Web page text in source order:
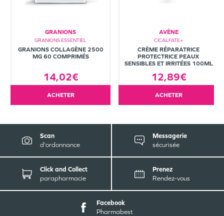
GRANIONS
GRANIONS ESSENTIEL
GRANIONS COLLAGÈNE 2500
MG 60 COMPRIMÉS
14,02€
ACHETER
AVÈNE
CICALFATE+
CRÈME RÉPARATRICE
PROTECTRICE PEAUX
SENSIBLES ET IRRITÉES 100ML
12,89€
ACHETER
Scan
d'ordonnance
Messagerie
sécurisée
Click and Collect
parapharmacie
Prenez
Rendez-vous
Facebook
Pharmabest